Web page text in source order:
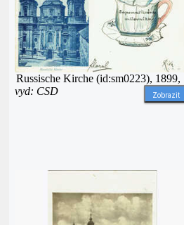
Russische Kirche (id:sm0223), 1899,
vyd: CSD
Zobrazit